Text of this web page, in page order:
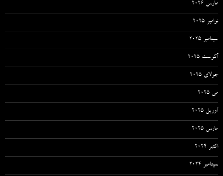
مارس 2026
نوامبر 2025
سپتامبر 2025
آگوست 2025
جولای 2025
می 2025
آوریل 2025
مارس 2025
اکتبر 2024
سپتامبر 2024